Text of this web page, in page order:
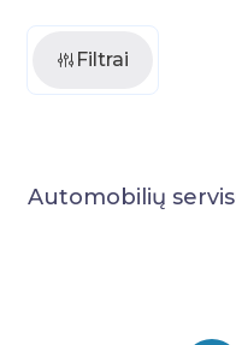
Filtrai
Automobilių